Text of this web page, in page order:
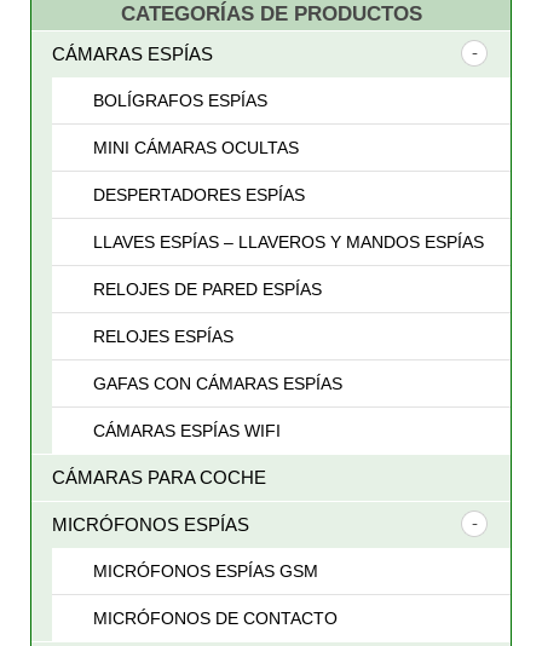
CATEGORÍAS DE PRODUCTOS
CÁMARAS ESPÍAS
BOLÍGRAFOS ESPÍAS
MINI CÁMARAS OCULTAS
DESPERTADORES ESPÍAS
LLAVES ESPÍAS – LLAVEROS Y MANDOS ESPÍAS
RELOJES DE PARED ESPÍAS
RELOJES ESPÍAS
GAFAS CON CÁMARAS ESPÍAS
CÁMARAS ESPÍAS WIFI
CÁMARAS PARA COCHE
MICRÓFONOS ESPÍAS
MICRÓFONOS ESPÍAS GSM
MICRÓFONOS DE CONTACTO